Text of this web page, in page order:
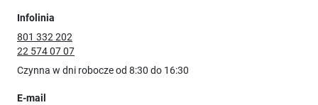
Infolinia
801 332 202
22 574 07 07
Czynna w dni robocze od 8:30 do 16:30
E-mail